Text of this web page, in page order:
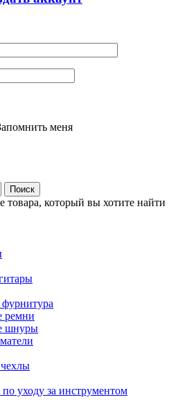
меня
Поиск
товара, который вы хотите найти
фурнитура
ремни
шнуры
по уходу за инструментом